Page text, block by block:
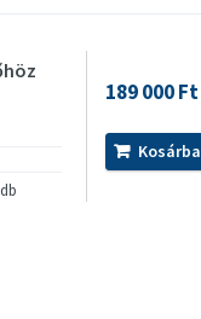
189 000 Ft
Kosárba